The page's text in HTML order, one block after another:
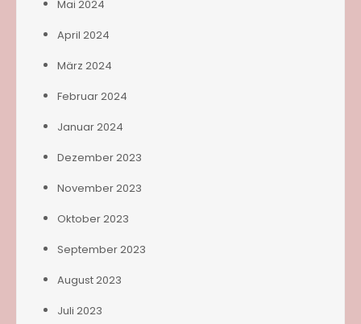
Mai 2024
April 2024
März 2024
Februar 2024
Januar 2024
Dezember 2023
November 2023
Oktober 2023
September 2023
August 2023
Juli 2023